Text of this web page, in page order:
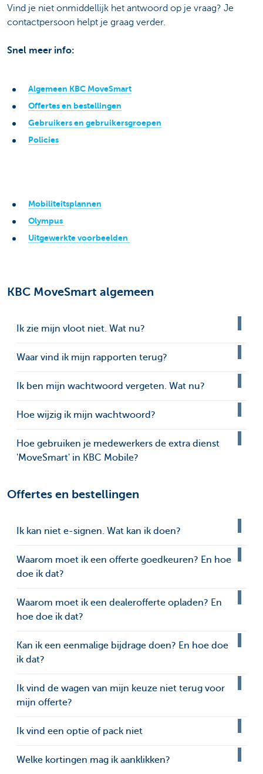
Vind je niet onmiddellijk het antwoord op je vraag? Je
contactpersoon helpt je graag verder.
Snel meer info:
Algemeen KBC MoveSmart
Offertes en bestellingen
Gebruikers en gebruikersgroepen
Policies
Mobiliteitsplannen
Olympus
Uitgewerkte voorbeelden
KBC MoveSmart algemeen
Ik zie mijn vloot niet. Wat nu?
Waar vind ik mijn rapporten terug?
Ik ben mijn wachtwoord vergeten. Wat nu?
Hoe wijzig ik mijn wachtwoord?
Hoe gebruiken je medewerkers de extra dienst
'MoveSmart' in KBC Mobile?
Offertes en bestellingen
Ik kan niet e-signen. Wat kan ik doen?
Waarom moet ik een offerte goedkeuren? En hoe
doe ik dat?
Waarom moet ik een dealerofferte opladen? En
hoe doe ik dat?
Kan ik een eenmalige bijdrage doen? En hoe doe
ik dat?
Ik vind de wagen van mijn keuze niet terug voor
mijn offerte?
Ik vind een optie of pack niet
Welke kortingen mag ik aanklikken?